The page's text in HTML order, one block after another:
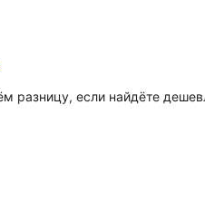
разницу, если найдёте